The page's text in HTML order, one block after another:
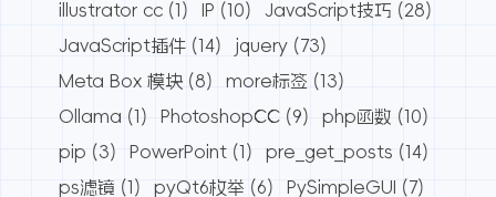
illustrator cc (1) IP (10) JavaScript技巧 (28)
JavaScript插件 (14) jquery (73)
Meta Box 模块 (8) more标签 (13)
Ollama (1) PhotoshopCC (9) php函数 (10)
pip (3) PowerPoint (1) pre_get_posts (14)
ps滤镜 (1) pyQt6枚举 (6) PySimpleGUI
(7)